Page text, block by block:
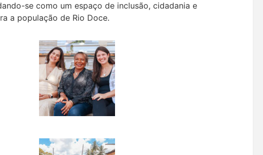
se como um espaço de inclusão, cidadania e
a população de Rio Doce.